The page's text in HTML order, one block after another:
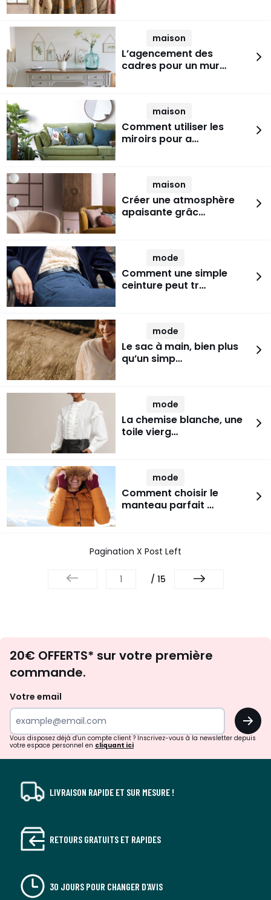
maison
L’agencement des
cadres pour un mur…
maison
Comment utiliser les
miroirs pour a…
maison
Créer une atmosphère
apaisante grâc…
mode
Comment une simple
ceinture peut tr…
mode
Le sac à main, bien plus
qu’un simp…
mode
La chemise blanche, une
toile vierg…
mode
Comment choisir le
manteau parfait …
Pagination X Post Left
/ 15
d'inspirations
surprises?
20€ OFFERTS* sur votre première
commande.
Votre email
OK
Vous disposez déjà d'un compte client ? Inscrivez-vous à la newsletter depuis
votre espace personnel en cliquant ici
LIVRAISON RAPIDE ET SUR MESURE !
RETOURS GRATUITS ET RAPIDES
30 JOURS POUR CHANGER D'AVIS